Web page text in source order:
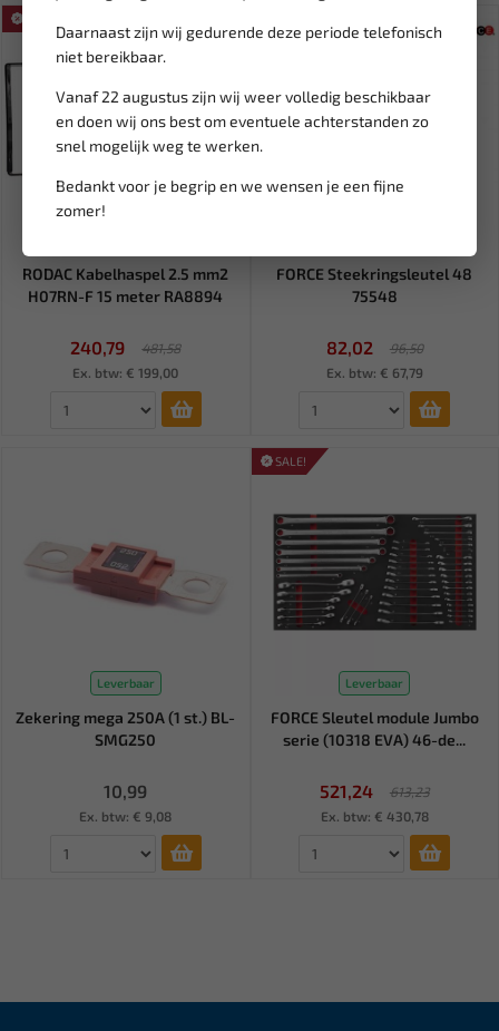
Daarnaast zijn wij gedurende deze periode telefonisch
niet bereikbaar.
Vanaf 22 augustus zijn wij weer volledig beschikbaar
en doen wij ons best om eventuele achterstanden zo
snel mogelijk weg te werken.
Bedankt voor je begrip en we wensen je een fijne
zomer!
RODAC Kabelhaspel 2.5 mm2
H07RN-F 15 meter RA8894
240,79
481,58
Ex. btw: € 199,00
FORCE Steekringsleutel 48
75548
82,02
96,50
Ex. btw: € 67,79
Leverbaar
Zekering mega 250A (1 st.) BL-
SMG250
10,99
Ex. btw: € 9,08
SALE!
Leverbaar
FORCE Sleutel module Jumbo
serie (10318 EVA) 46-de...
521,24
613,23
Ex. btw: € 430,78